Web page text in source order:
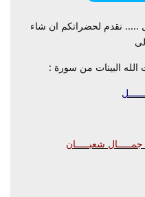
..... نقدم لحضراتكم ان شاء
الله البينات من سورة :
شعبـــــان